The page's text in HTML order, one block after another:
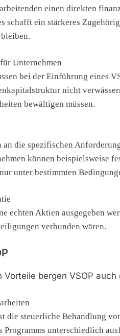
einen direkten
schafft ein stärkeres
Unternehmen
bei der Einführung eines
nicht
bewältigen müssen.
an die spezifischen
können beispielsweise
unter bestimmten
echten Aktien ausgegeben
verbunden wären.
Vorteile bergen VSOP
die steuerliche Behandlung
Programms unterschiedlich